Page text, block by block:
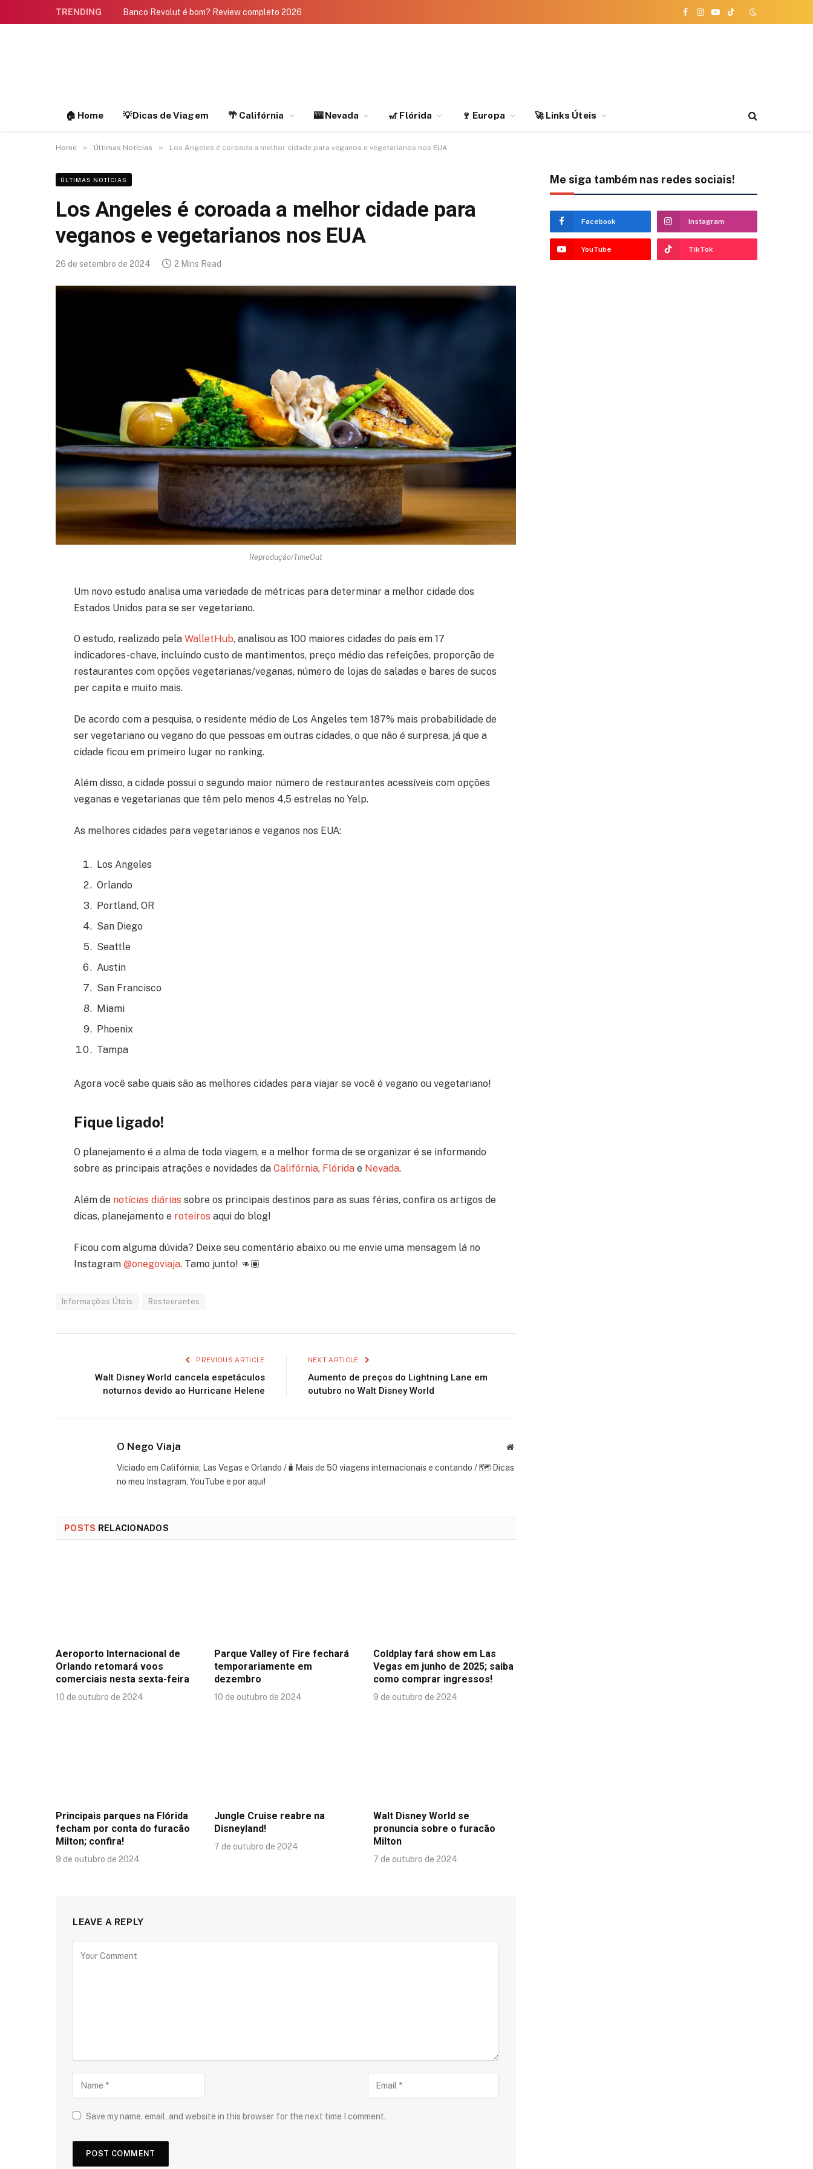
TRENDING Banco Revolut é bom? Review completo 2026
Facebook
Instagram
YouTubeTikTok
🏠 Home 💡Dicas de Viagem 🌴 Califórnia 🎰 Nevada 🎢 Flórida 🍷 Europa 🚀 Links Úteis
Home » Últimas Notícias » Los Angeles é coroada a melhor cidade para veganos e vegetarianos nos EUA
ÚLTIMAS NOTÍCIAS
Los Angeles é coroada a melhor cidade para
veganos e vegetarianos nos EUA
26 de setembro de 2024 2 Mins Read
Reprodução/TimeOut
Um novo estudo analisa uma variedade de métricas para determinar a melhor cidade dos
Estados Unidos para se ser vegetariano.
O estudo, realizado pela WalletHub, analisou as 100 maiores cidades do país em 17
indicadores-chave, incluindo custo de mantimentos, preço médio das refeições, proporção de
restaurantes com opções vegetarianas/veganas, número de lojas de saladas e bares de sucos
per capita e muito mais.
De acordo com a pesquisa, o residente médio de Los Angeles tem 187% mais probabilidade de
ser vegetariano ou vegano do que pessoas em outras cidades, o que não é surpresa, já que a
cidade ficou em primeiro lugar no ranking.
Além disso, a cidade possui o segundo maior número de restaurantes acessíveis com opções
veganas e vegetarianas que têm pelo menos 4,5 estrelas no Yelp.
As melhores cidades para vegetarianos e veganos nos EUA:
Los Angeles
Orlando
Portland, OR
San Diego
Seattle
Austin
San Francisco
Miami
Phoenix
Tampa
Agora você sabe quais são as melhores cidades para viajar se você é vegano ou vegetariano!
Fique ligado!
O planejamento é a alma de toda viagem, e a melhor forma de se organizar é se informando
sobre as principais atrações e novidades da Califórnia, Flóridae Nevada.
Além de notícias diárias sobre os principais destinos para as suas férias, confira os artigos de
dicas, planejamento e roteiros aqui do blog!
Ficou com alguma dúvida? Deixe seu comentário abaixo ou me envie uma mensagem lá no
Instagram @onegoviaja. Tamo junto! 👊🏾
Informações Úteis Restaurantes
PREVIOUS ARTICLE
Walt Disney World cancela espetáculos
noturnos devido ao Hurricane Helene
NEXT ARTICLE
Aumento de preços do Lightning Lane em
outubro no Walt Disney World
O Nego Viaja Website
Viciado em Califórnia, Las Vegas e Orlando /🧳Mais de 50 viagens internacionais e contando / 🗺 Dicas
no meu Instagram, YouTube e por aqui!
POSTS RELACIONADOS
Aeroporto Internacional de
Orlando retomará voos
comerciais nesta sexta-feira
10 de outubro de 2024
Parque Valley of Fire fechará
temporariamente em
dezembro
10 de outubro de 2024
Coldplay fará show em Las
Vegas em junho de 2025; saiba
como comprar ingressos!
9 de outubro de 2024
Principais parques na Flórida
fecham por conta do furacão
Milton; confira!
9 de outubro de 2024
Jungle Cruise reabre na
Disneyland!
7 de outubro de 2024
Walt Disney World se
pronuncia sobre o furacão
Milton
7 de outubro de 2024
LEAVE A REPLY
Save my name, email, and website in this browser for the next time I comment.
Me siga também nas redes sociais!
Facebook Instagram
YouTube TikTok